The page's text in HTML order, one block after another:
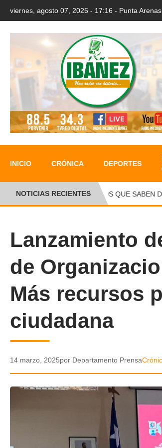
viernes, agosto 07, 2026 - 17:16 - Punta
INICIO CRÓNICA DEPORTES
NOTICIAS RECIENTESLOS QUE SABEN
Lanzamiento
de
Más recursos
ciudadana
14 marzo, 2025por Departamento Prensa